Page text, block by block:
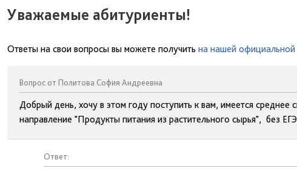
Уважаемые абитуриенты!
Ответы на свои вопросы вы можете получить на нашей
Вопрос от Политова София Андреевна
Добрый день, хочу в этом году поступить к вам, имеется
направление "Продукты питания из растительного сырья", без
Ответ: